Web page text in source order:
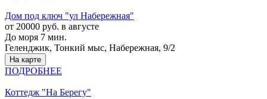
Дом под ключ "ул Набережная"
от 20000 руб. в августе
До моря 7 мин.
Геленджик, Тонкий мыс, Набережная, 9/2
На карте
ПОДРОБНЕЕ
Коттедж "На Берегу"